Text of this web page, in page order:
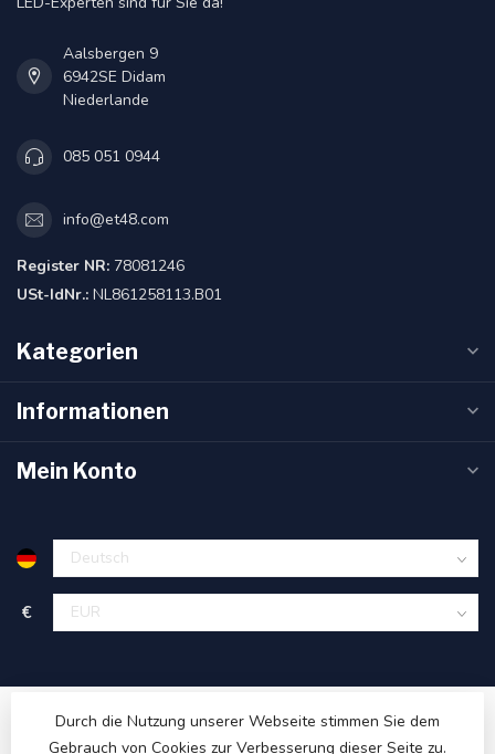
Aalsbergen 9
6942SE Didam
Niederlande
085 051 0944
info@et48.com
Register NR: 78081246
USt-IdNr.: NL861258113.B01
Kategorien
Informationen
Mein Konto
€
Durch die Nutzung unserer Webseite stimmen Sie dem
Gebrauch von Cookies zur Verbesserung dieser Seite zu.